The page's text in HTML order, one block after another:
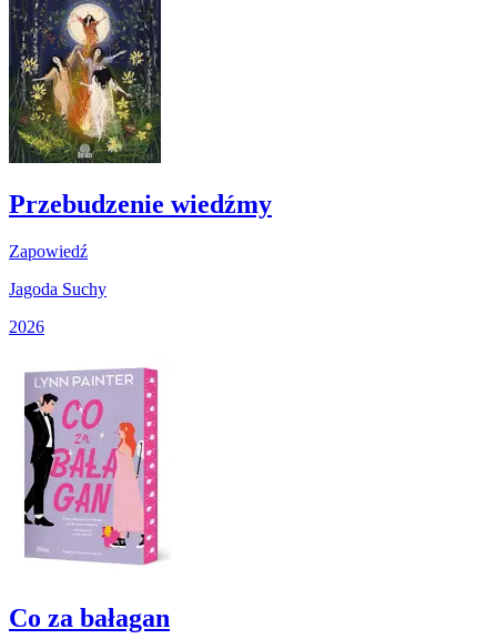
Przebudzenie wiedźmy
Zapowiedź
Jagoda Suchy
2026
Co za bałagan